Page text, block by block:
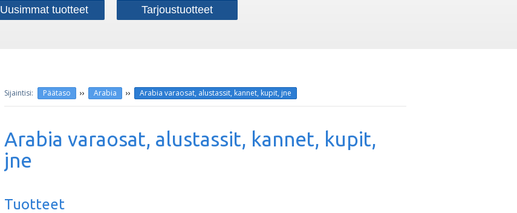
Uusimmat tuotteet Tarjoustuotteet
Päätaso ›› Arabia ›› Arabia varaosat, alustassit, kannet, kupit, jne
Arabia varaosat, alustassit, kannet, kupit,
jne
Tuotteet